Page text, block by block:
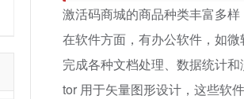
激活码商城的商品种类丰富多样
在软件方面，有办公软件，如
完成各种文档处理、数据统计
tor 用于矢量图形设计，这些软